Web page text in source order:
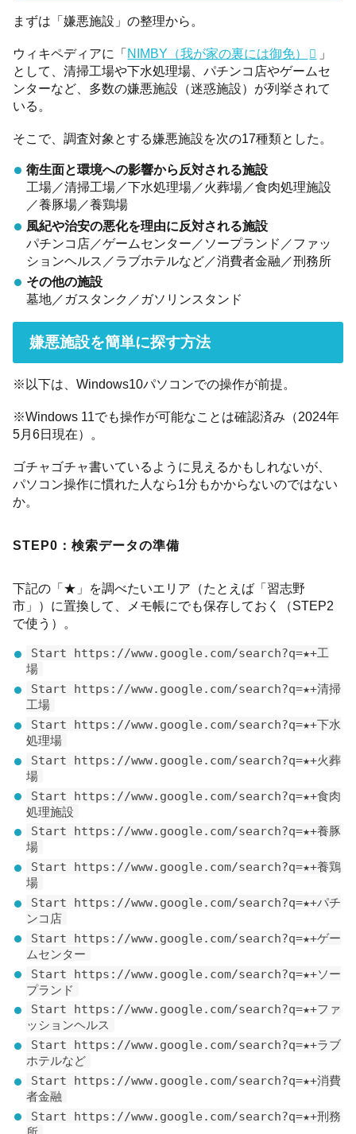
まずは「嫌悪施設」の整理から。
ウィキペディアに「NIMBY（我が家の裏には御免）
」
として、清掃工場や下水処理場、パチンコ店やゲームセ
ンターなど、多数の嫌悪施設（迷惑施設）が列挙されて
いる。
そこで、調査対象とする嫌悪施設を次の17種類とした。
衛生面と環境への影響から反対される施設
工場／清掃工場／下水処理場／火葬場／食肉処理施設
／養豚場／養鶏場
風紀や治安の悪化を理由に反対される施設
パチンコ店／ゲームセンター／ソープランド／ファッ
ションヘルス／ラブホテルなど／消費者金融／刑務所
その他の施設
墓地／ガスタンク／ガソリンスタンド
嫌悪施設を簡単に探す方法
※以下は、Windows10パソコンでの操作が前提。
※Windows 11でも操作が可能なことは確認済み（2024年
5月6日現在）。
ゴチャゴチャ書いているように見えるかもしれないが、
パソコン操作に慣れた人なら1分もかからないのではない
か。
STEP0：検索データの準備
下記の「★」を調べたいエリア（たとえば「習志野
市」）に置換して、メモ帳にでも保存しておく（STEP2
で使う）。
Start https://www.google.com/search?q=★+工
場
Start https://www.google.com/search?q=★+清掃
工場
Start https://www.google.com/search?q=★+下水
処理場
Start https://www.google.com/search?q=★+火葬
場
Start https://www.google.com/search?q=★+食肉
処理施設
Start https://www.google.com/search?q=★+養豚
場
Start https://www.google.com/search?q=★+養鶏
場
Start https://www.google.com/search?q=★+パチ
ンコ店
Start https://www.google.com/search?q=★+ゲー
ムセンター
Start https://www.google.com/search?q=★+ソー
プランド
Start https://www.google.com/search?q=★+ファ
ッションヘルス
Start https://www.google.com/search?q=★+ラブ
ホテルなど
Start https://www.google.com/search?q=★+消費
者金融
Start https://www.google.com/search?q=★+刑務